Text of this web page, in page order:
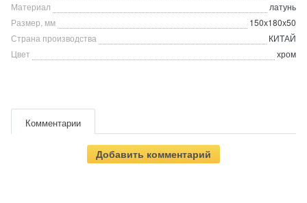
Материал
латунь
Размер, мм
150х180х50
Страна производства
КИТАЙ
Цвет
хром
Комментарии
Добавить комментарий